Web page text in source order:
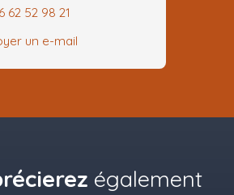
62 52 98 21
un e-mail
également